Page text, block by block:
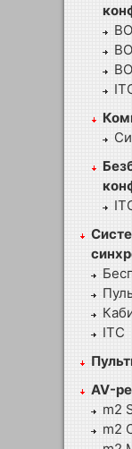
ITC
AV-
m2
m2